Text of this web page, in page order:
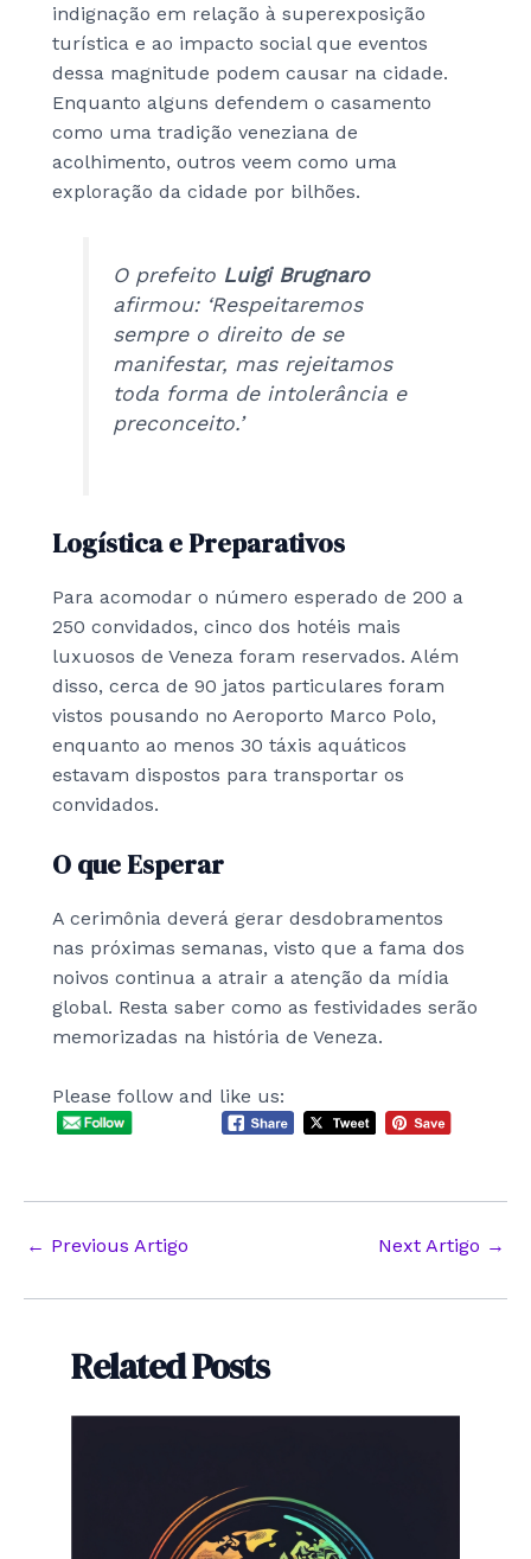
indignação em relação à superexposição
turística e ao impacto social que eventos
dessa magnitude podem causar na cidade.
Enquanto alguns defendem o casamento
como uma tradição veneziana de
acolhimento, outros veem como uma
exploração da cidade por bilhões.
O prefeito Luigi Brugnaro
afirmou: ‘Respeitaremos
sempre o direito de se
manifestar, mas rejeitamos
toda forma de intolerância e
preconceito.’
Logística e Preparativos
Para acomodar o número esperado de 200 a
250 convidados, cinco dos hotéis mais
luxuosos de Veneza foram reservados. Além
disso, cerca de 90 jatos particulares foram
vistos pousando no Aeroporto Marco Polo,
enquanto ao menos 30 táxis aquáticos
estavam dispostos para transportar os
convidados.
O que Esperar
A cerimônia deverá gerar desdobramentos
nas próximas semanas, visto que a fama dos
noivos continua a atrair a atenção da mídia
global. Resta saber como as festividades serão
memorizadas na história de Veneza.
Please follow and like us:
Post
← Previous Artigo Next Artigo →
Related Posts